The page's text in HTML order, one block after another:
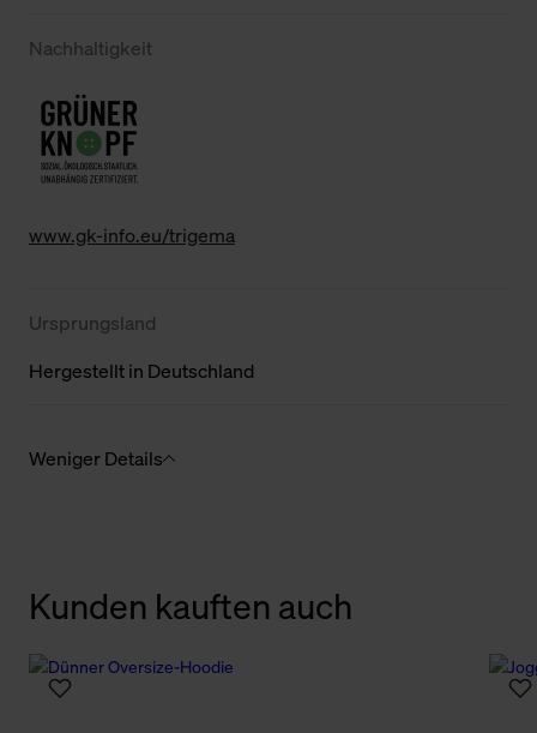
Nachhaltigkeit
www.gk-info.eu/trigema
Ursprungsland
Hergestellt in Deutschland
Weniger Details
Kunden kauften auch